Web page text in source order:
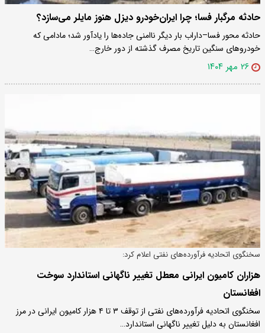
حادثه مرگبار فسا؛ چرا ایران‌خودرو دیزل هنوز مایلر می‌سازد؟
حادثه محور فسا–داراب بار دیگر ناامنی جاده‌ها را یادآور شد؛ مادامی که
خودروهای سنگین تاریخ مصرف گذشته از دور خارج…
۲۶ مهر ۱۴۰۴
سخنگوی اتحادیه فرآورده‌های نفتی اعلام کرد:
هزاران کامیون ایرانی معطل تغییر ناگهانی استاندارد سوخت
افغانستان
سخنگوی اتحادیه فرآورده‌های نفتی از توقف ۳ تا ۴ هزار کامیون ایرانی در مرز
افغانستان به دلیل تغییر ناگهانی استاندارد…